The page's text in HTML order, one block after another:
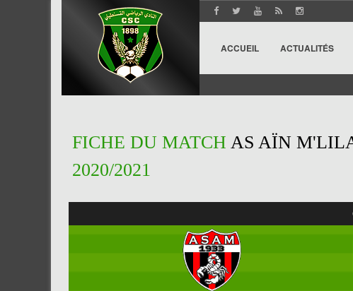
ACCUEIL ACTUALITÉS
FICHE DU MATCH AS AÏN
2020/2021